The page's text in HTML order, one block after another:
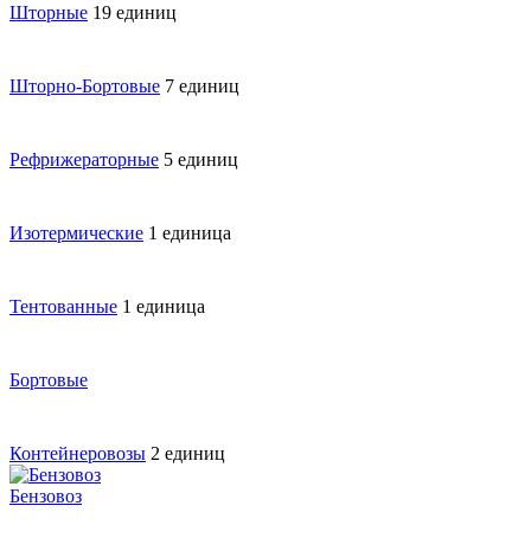
Шторные 19 единиц
Шторно-Бортовые 7 единиц
Рефрижераторные 5 единиц
Изотермические 1 единица
Тентованные 1 единица
Бортовые
Контейнеровозы 2 единиц
Бензовоз